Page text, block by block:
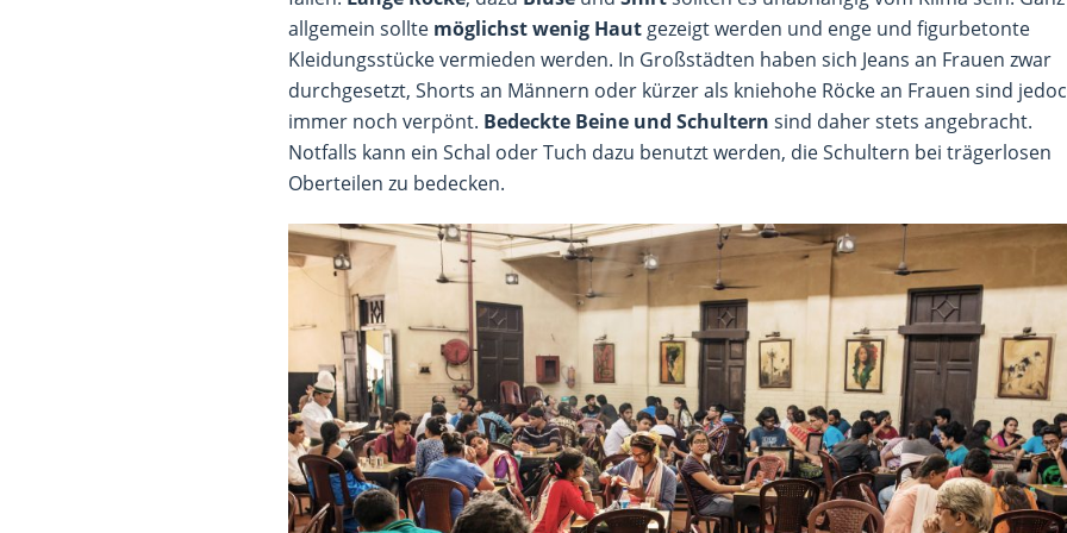
allgemein sollte möglichst wenig Haut gezeigt werden und enge und figurbetonte
Kleidungsstücke vermieden werden. In Großstädten haben sich Jeans an Frauen zwar
durchgesetzt, Shorts an Männern oder kürzer als kniehohe Röcke an Frauen sind
immer noch verpönt. Bedeckte Beine und Schultern sind daher stets angebracht.
Notfalls kann ein Schal oder Tuch dazu benutzt werden, die Schultern bei trägerlosen
Oberteilen zu bedecken.